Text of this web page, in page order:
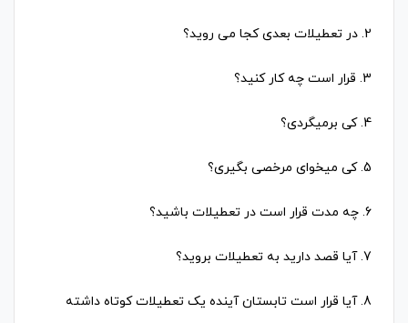
2. در تعطیلات بعدی کجا می روید؟
3. قرار است چه کار کنید؟
4. کی برمیگردی؟
5. کی میخوای مرخصی بگیری؟
6. چه مدت قرار است در تعطیلات باشید؟
7. آیا قصد دارید به تعطیلات بروید؟
8. آیا قرار است تابستان آینده یک تعطیلات کوتاه داشته